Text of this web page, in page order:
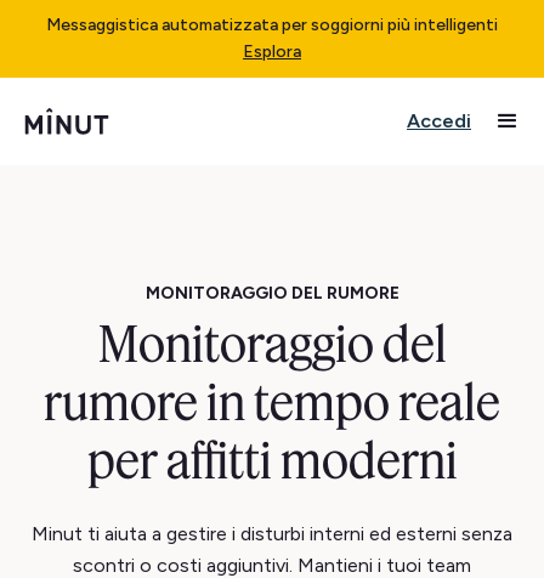
Messaggistica automatizzata per soggiorni più intelligenti
Esplora
Accedi
MONITORAGGIO DEL RUMORE
Monitoraggio del
rumore in tempo reale
per affitti moderni
Minut ti aiuta a gestire i disturbi interni ed esterni senza
scontri o costi aggiuntivi. Mantieni i tuoi team